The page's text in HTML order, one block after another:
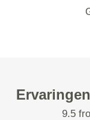
9.5